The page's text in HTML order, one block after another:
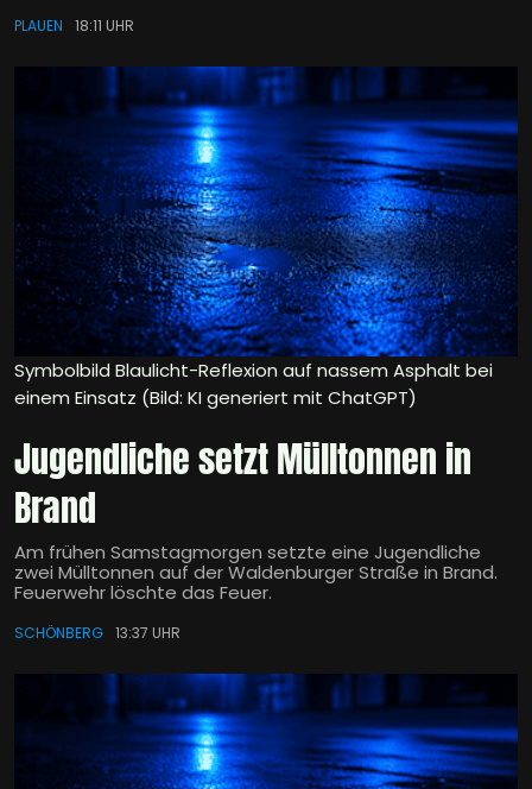
PLAUEN 18:11 UHR
Symbolbild Blaulicht-Reflexion auf nassem Asphalt bei
einem Einsatz (Bild: KI generiert mit ChatGPT)
Jugendliche setzt Mülltonnen in
Brand
Am frühen Samstagmorgen setzte eine Jugendliche
zwei Mülltonnen auf der Waldenburger Straße in Brand.
Feuerwehr löschte das Feuer.
SCHÖNBERG 13:37 UHR